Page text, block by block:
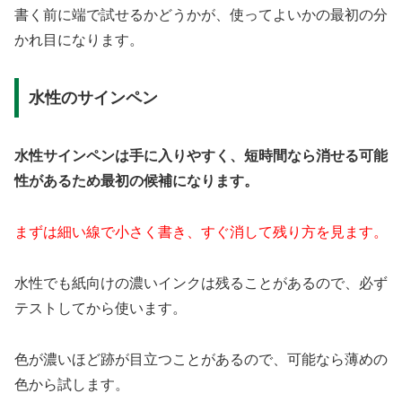
書く前に端で試せるかどうかが、使ってよいかの最初の分
かれ目になります。
水性のサインペン
水性サインペンは手に入りやすく、短時間なら消せる可能
性があるため最初の候補になります。
まずは細い線で小さく書き、すぐ消して残り方を見ます。
水性でも紙向けの濃いインクは残ることがあるので、必ず
テストしてから使います。
色が濃いほど跡が目立つことがあるので、可能なら薄めの
色から試します。